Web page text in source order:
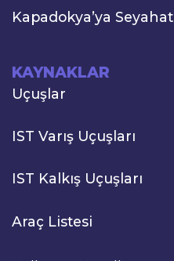
Kapadokya’ya Seyahat
KAYNAKLAR
Uçuşlar
IST Varış Uçuşları
IST Kalkış Uçuşları
Araç Listesi